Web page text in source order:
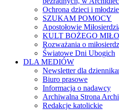
Ochrona dzieci i
SZUKAM POMOCY
Apostołowie
KULT BOŻEGO
Rozważania o
Światowe Dni Ubogich
DLA MEDIÓW
Newsletter dla
Biuro prasowe
Informacja o nadawcy
Archiwalna Strona
Redakcje katolickie